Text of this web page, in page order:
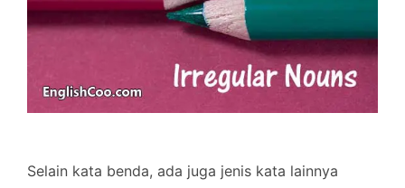
Selain kata benda, ada juga jenis kata lainnya